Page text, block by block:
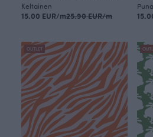
Keltainen
15.00 EUR/m25.90 EUR/m
OUTLET